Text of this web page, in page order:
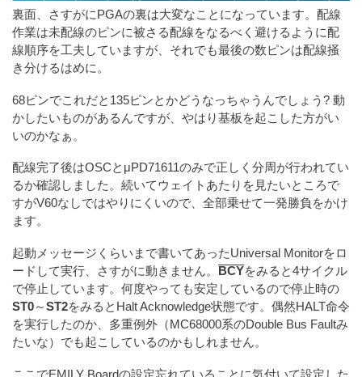
裏面、さすがにPGAの裏は大変なことになっています。配線
作業は未配線のピンに被さる配線をなるべく避けるように配
線順序を工夫していますが、それでも最後の数ピンは配線掻
き分けるはめに。
68ピンでこれだと135ピンとかどうなっちゃうんでしょう? 動
かしたいものがあるんですが、やはり基板を起こした方がい
いのかなぁ。
配線完了後はOSCとμPD71611のみで正しく分周が行われてい
るか確認しました。続いてウェイトあたりを見たいところで
すがV60なしではやりにくいので、全部乗せて一発勝負をかけ
ます。
起動メッセージくらいまで書いてあったUniversal Monitorをロ
ードして実行、さすがに動きません。
BCYをみると4サイクル
で停止しています。何度やっても安定しているので停止時の
ST0～ST2をみるとHalt Acknowledge状態です。偶然HALT命令
を実行したのか、多重例外（MC68000系のDouble Bus Faultみ
たいな）でも起こしているのかもしれません。
ここでEMILY Boardの設定忘れていることに気付いて設定した